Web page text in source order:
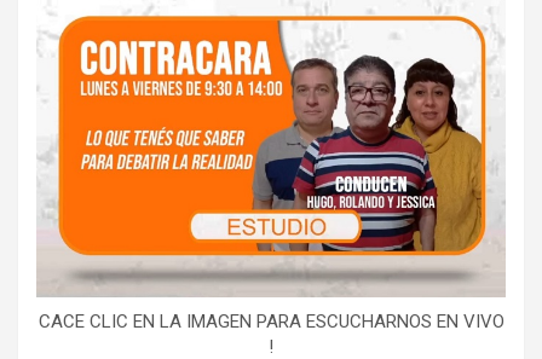
CACE CLIC EN LA IMAGEN PARA ESCUCHARNOS EN VIVO
!